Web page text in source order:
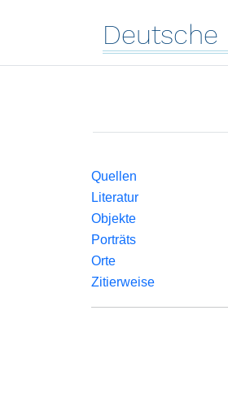
Deutsche
Quellen
Literatur
Objekte
Porträts
Orte
Zitierweise